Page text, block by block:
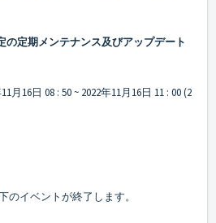
の定期メンテナンス及びアップデート
月16日 08 : 50 ~ 2022年11月16日 11 : 00 (2
のイベントが終了します。